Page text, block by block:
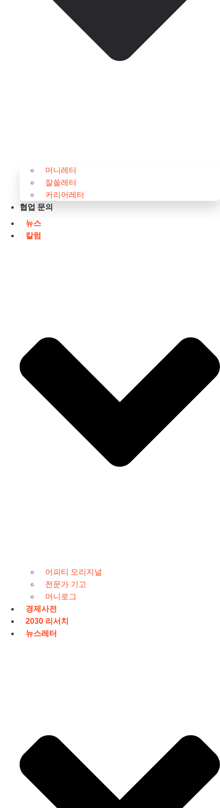
머니레터
잘쓸레터
커리어레터
협업 문의
뉴스
칼럼
어피티 오리지널
전문가 기고
머니로그
경제사전
2030 리서치
뉴스레터